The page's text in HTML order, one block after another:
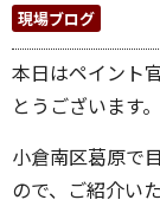
現場ブログ
本日はペイント
とうございます。
小倉南区葛原で
ので、ご紹介いた